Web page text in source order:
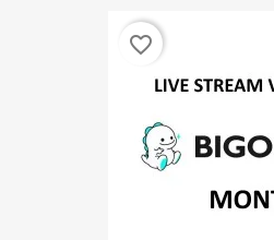
favorite_border